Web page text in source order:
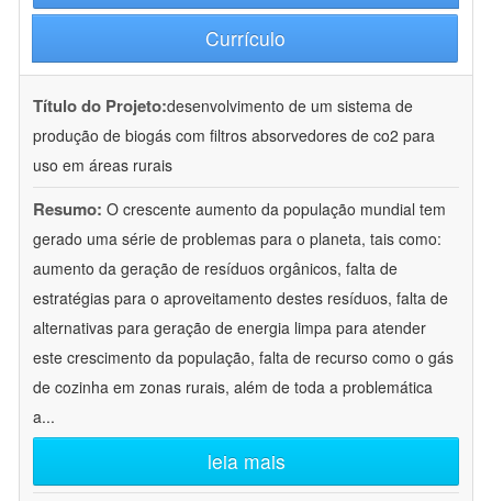
Currículo
Título do Projeto:desenvolvimento de um sistema de
produção de biogás com filtros absorvedores de co2 para
uso em áreas rurais
Resumo: O crescente aumento da população mundial tem
gerado uma série de problemas para o planeta, tais como:
aumento da geração de resíduos orgânicos, falta de
estratégias para o aproveitamento destes resíduos, falta de
alternativas para geração de energia limpa para atender
este crescimento da população, falta de recurso como o gás
de cozinha em zonas rurais, além de toda a problemática
a...
leia mais